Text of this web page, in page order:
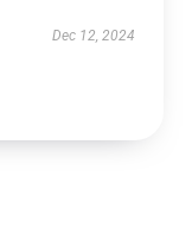
Dec 12, 2024